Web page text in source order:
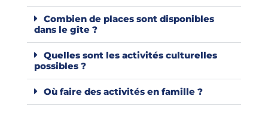
Combien de places sont disponibles
dans le gîte ?
Quelles sont les activités culturelles
possibles ?
Où faire des activités en famille ?